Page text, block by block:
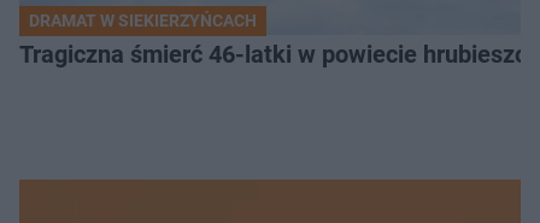
DRAMAT W SIEKIERZYŃCACH
Tragiczna śmierć 46-latki w powiecie